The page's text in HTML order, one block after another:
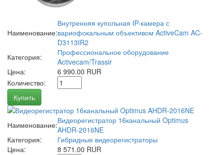
Наименование:
Внутренняя купольная IP-камера с
вариофокальным объективом ActiveCam AC-
D3113IR2
Категория:
Профессиональное оборудование
Activecam/Trassir
Цена:
6 990.00 RUR
Количество:
Купить
Наименование:Видеорегистратор 16канальный Optimus
AHDR-2016NE
Категория:
Гибридные видеорегистраторы
Цена:
8 571.00 RUR